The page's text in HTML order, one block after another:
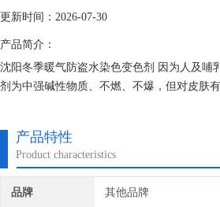
更新时间：2026-07-30
产品简介：
沈阳冬季暖气防盗水染色变色剂 因为人及
剂为中强碱性物质、不燃、不爆，但对皮肤
产品特性
Product characteristics
品牌 其他品牌